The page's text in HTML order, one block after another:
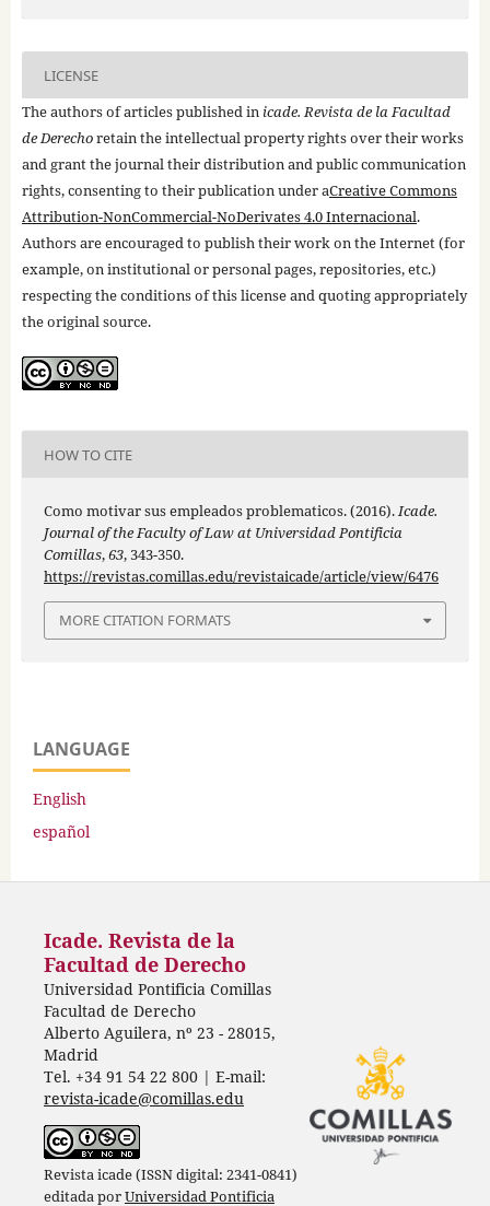
LICENSE
The authors of articles published in icade. Revista de la Facultad
de Derechoretain the intellectual property rights over their works
and grant the journal their distribution and public communication
rights, consenting to their publication under aCreative Commons
Attribution-NonCommercial-NoDerivates 4.0 Internacional.
Authors are encouraged to publish their work on the Internet (for
example, on institutional or personal pages, repositories, etc.)
respecting the conditions of this license and quoting appropriately
the original source.
HOW TO CITE
Como motivar sus empleados problematicos. (2016).Icade.
Journal of the Faculty of Law at Universidad Pontificia
Comillas,63, 343-350.
https://revistas.comillas.edu/revistaicade/article/view/6476
MORE CITATION FORMATS
LANGUAGE
English
español
Icade. Revista de la
Facultad de Derecho
Universidad Pontificia Comillas
Facultad de Derecho
Alberto Aguilera, nº 23 - 28015,
Madrid
Tel. +34 91 54 22 800 | E-mail:
revista-icade@comillas.edu
Revista icade (ISSN digital: 2341-0841)
editada porUniversidad Pontificia